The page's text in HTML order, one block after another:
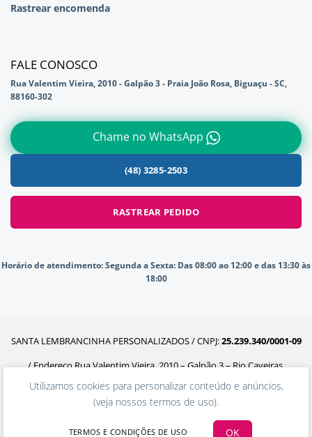
Rastrear encomenda
FALE CONOSCO
Rua Valentim Vieira, 2010 - Galpão 3 - Praia João Rosa, Biguaçu - SC,
88160-302
Chame no WhatsApp
(48) 3285-2503
RASTREAR PEDIDO
Horário de atendimento:Segunda a Sexta: Das 08:00 ao 12:00 e das 13:30 às
18:00
SANTA LEMBRANCINHA PERSONALIZADOS / CNPJ:25.239.340/0001-09
/ Endereço Rua Valentim Vieira, 2010 – Galpão 3 – Rio Caveiras,
Biguaçu – SC, 88160-302
Utilizamos cookies para personalizar conteúdo e anúncios,
(veja nossos termos de uso).
TERMOS E CONDIÇÕES DE USO OK